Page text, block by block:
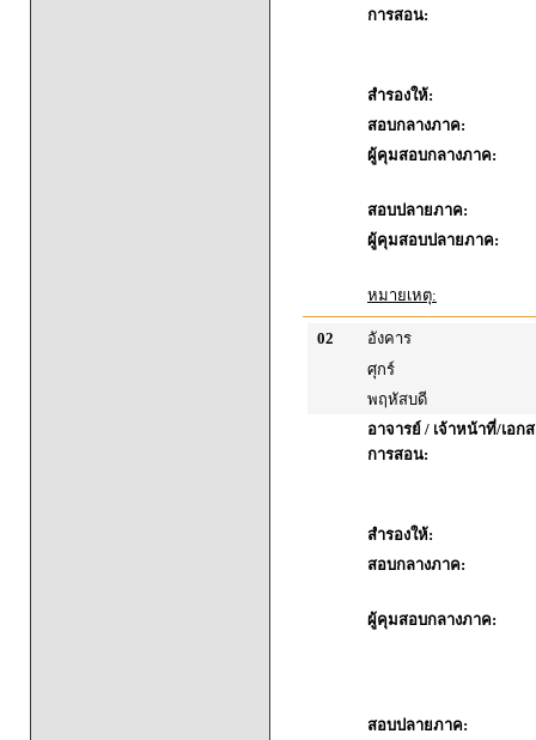
การสอน:
สำรองให้:
สอบกลางภาค:
ผู้คุมสอบกลางภาค:
สอบปลายภาค:
ผู้คุมสอบปลายภาค:
หมายเหตุ:
02
อังคาร
ศุกร์
พฤหัสบดี
อาจารย์ / เจ้าหน้าที่/เอก
การสอน:
สำรองให้:
สอบกลางภาค:
ผู้คุมสอบกลางภาค:
สอบปลายภาค: